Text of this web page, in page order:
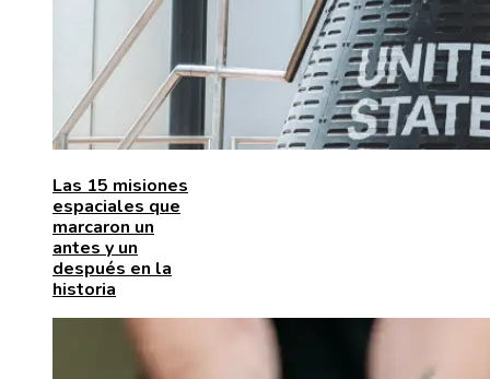
Las 15 misiones
espaciales que
marcaron un
antes y un
después en la
historia